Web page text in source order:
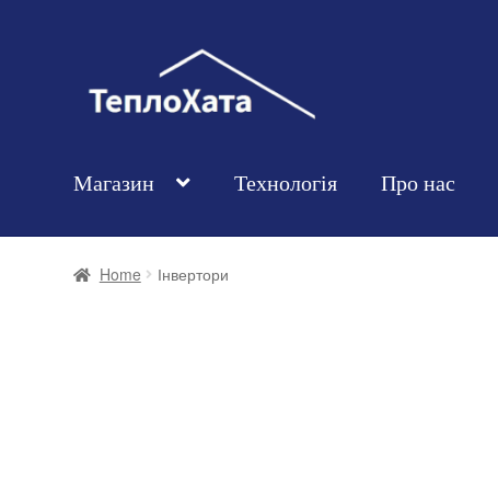
Магазин Технологія Про нас
Home Інвертори